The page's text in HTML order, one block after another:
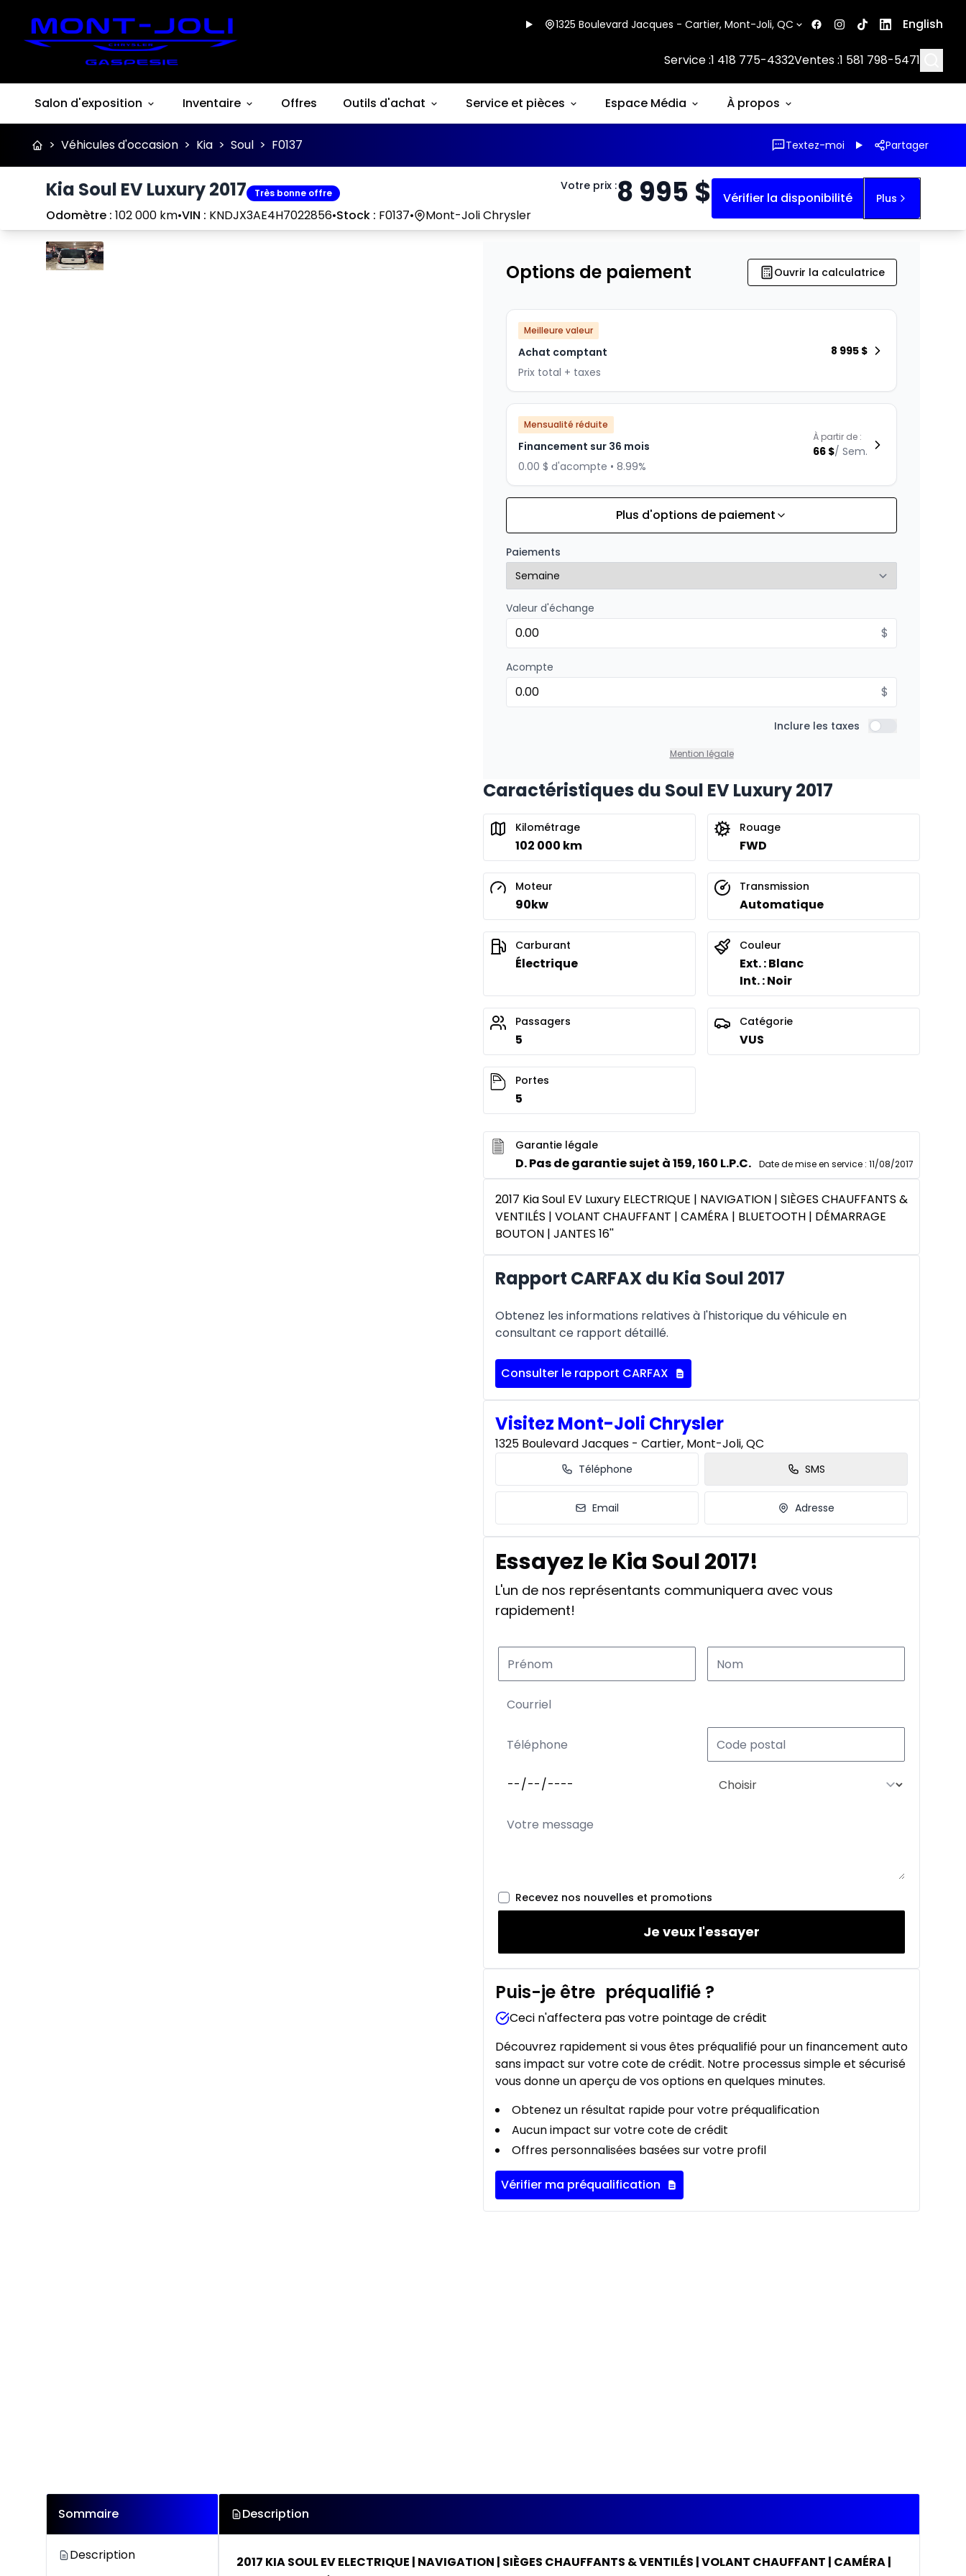
1325 Boulevard Jacques - Cartier, Mont-Joli, QC English
Service :1 418 775-4332Ventes :1 581 798-5471
Salon d'exposition Inventaire Offres Outils d'achat Service et pièces Espace Média À propos
> Véhicules d'occasion > Kia > Soul > F0137 Textez-moi Partager
Kia Soul EV Luxury 2017 Très bonne offre
Odomètre : 102 000 km•VIN : KNDJX3AE4H7022856•Stock : F0137• Mont-Joli Chrysler
Votre prix :8 995 $ Vérifier la disponibilité Plus
ArrêterPrécédent
Suivant
Options de paiement Ouvrir la calculatrice
Meilleure valeur
Achat comptant
Prix total + taxes
8 995 $
Mensualité réduite
Financement sur 36 mois
0.00 $ d'acompte • 8.99%
À partir de :
66 $/ Sem.
Financement sur 24 mois
0.00 $ d'acompte • 8.99%
À partir de :
Plus d'options de paiement
Paiements
Valeur d'échange
$
Acompte
$
Inclure les taxes Inclure les taxes
Mention légale
Caractéristiques du Soul EV Luxury 2017
Kilométrage
102 000 km
Rouage
FWD
Moteur
90kw
Transmission
Automatique
Carburant
Électrique
Couleur
Ext. : Blanc
Int. : Noir
Passagers
5
Catégorie
VUS
Portes
5
Garantie légale
D. Pas de garantie sujet à 159, 160 L.P.C. Date de mise en service : 11/08/2017
2017 Kia Soul EV Luxury ELECTRIQUE | NAVIGATION | SIÈGES CHAUFFANTS &
VENTILÉS | VOLANT CHAUFFANT | CAMÉRA | BLUETOOTH | DÉMARRAGE
BOUTON | JANTES 16''
Rapport CARFAX du Kia Soul 2017
Obtenez les informations relatives à l'historique du véhicule en
consultant ce rapport détaillé.
Consulter le rapport CARFAX
Visitez Mont-Joli Chrysler
1325 Boulevard Jacques - Cartier, Mont-Joli, QC
Téléphone SMS
Email Adresse
Essayez le Kia Soul 2017!
L'un de nos représentants communiquera avec vous
rapidement!
Recevez nos nouvelles et promotions
Je veux l'essayer
Puis-je être préqualifié ?
Ceci n'affectera pas votre pointage de crédit
Découvrez rapidement si vous êtes préqualifié pour un financement auto
sans impact sur votre cote de crédit. Notre processus simple et sécurisé
vous donne un aperçu de vos options en quelques minutes.
Obtenez un résultat rapide pour votre préqualification
Aucun impact sur votre cote de crédit
Offres personnalisées basées sur votre profil
Vérifier ma préqualification
Sommaire
Description
Description
2017 KIA SOUL EV ELECTRIQUE | NAVIGATION | SIÈGES CHAUFFANTS & VENTILÉS | VOLANT CHAUFFANT | CAMÉRA |